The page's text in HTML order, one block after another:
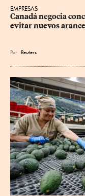
EMPRESAS
Canadá negocia
evitar nuevos
Por Reuters